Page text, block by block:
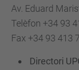
Av. Eduard
Telèfon +34 93
Fax +34 93 413
Directori